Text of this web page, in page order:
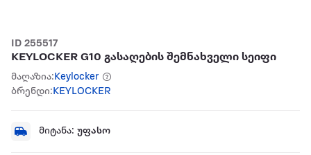
ID 255517
KEYLOCKER G10 გასაღების შემნახველი სეიფი
მაღაზია: Keylocker
ბრენდი: KEYLOCKER
მიტანა: უფასო